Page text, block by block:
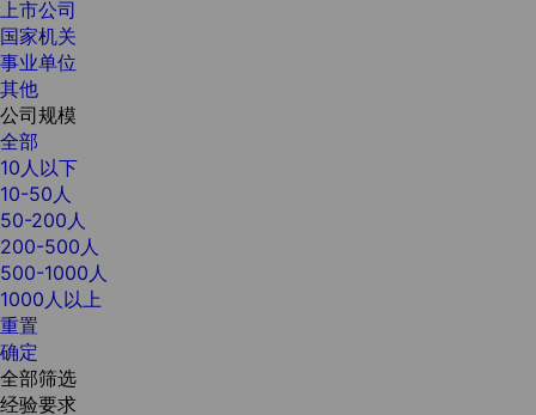
上市公司
国家机关
事业单位
其他
公司规模
全部
10人以下
10-50人
50-200人
200-500人
500-1000人
1000人以上
重置
确定
全部筛选
经验要求